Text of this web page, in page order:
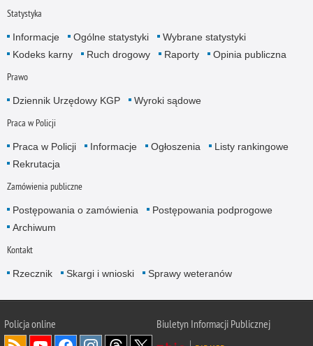
Statystyka
Informacje Ogólne statystyki
Wybrane statystyki
Kodeks karny
Ruch drogowy Raporty Opinia publiczna
Prawo
Dziennik Urzędowy KGP Wyroki sądowe
Praca w Policji
Praca w Policji Informacje Ogłoszenia
Listy rankingowe
Rekrutacja
Zamówienia publiczne
Postępowania o zamówienia
Postępowania podprogowe
Archiwum
Kontakt
Rzecznik Skargi i wnioski Sprawy weteranów
Policjaonline
Biuletyn Informacji Publicznej